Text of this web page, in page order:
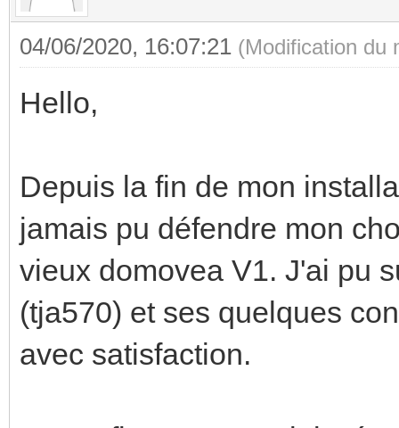
04/06/2020, 16:07:21 (Modification du
Hello,
Depuis la fin de mon
jamais pu défendre mon
vieux domovea V1. J'ai pu
(tja570) et ses quelques
avec satisfaction.